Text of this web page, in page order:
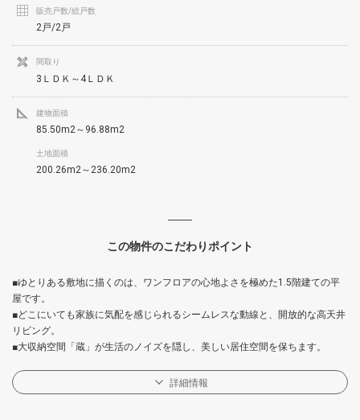
販売戸数/総戸数
2戸/2戸
間取り
3ＬＤＫ～4ＬＤＫ
建物面積
85.50m2～96.88m2
土地面積
200.26m2～236.20m2
この物件のこだわりポイント
■ゆとりある敷地に描くのは、ワンフロアの心地よさを極めた1.5階建ての平
屋です。
■どこにいても家族に気配を感じられるシームレスな動線と、開放的な高天井
リビング。
■大収納空間「蔵」が生活のノイズを隠し、美しい居住空間を保ちます。
詳細情報